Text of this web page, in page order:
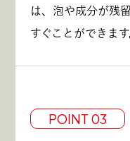
は、泡や成分が残
すぐことができます
POINT 03